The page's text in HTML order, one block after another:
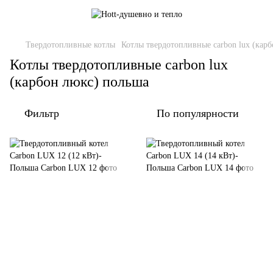
Твердотопливные котлы Котлы твердотопливные carbon lux
Котлы твердотопливные carbon lux
(карбон люкс) польша
Фильтр По популярности